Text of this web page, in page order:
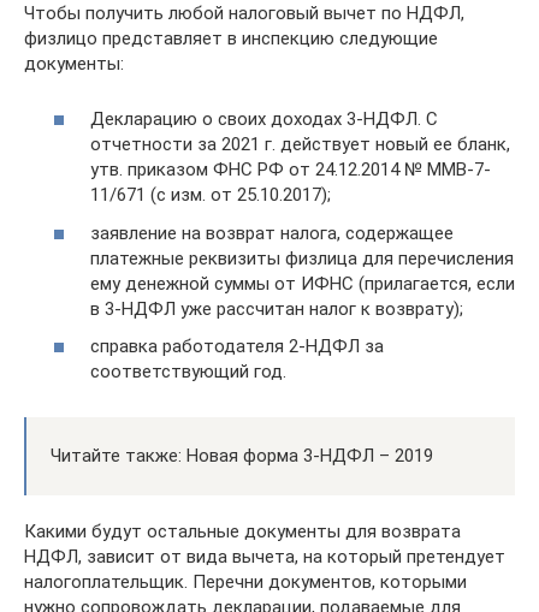
Чтобы получить любой налоговый вычет по НДФЛ,
физлицо представляет в инспекцию следующие
документы:
Декларацию о своих доходах 3-НДФЛ. С
отчетности за 2021 г. действует новый ее бланк,
утв. приказом ФНС РФ от 24.12.2014 № ММВ-7-
11/671 (с изм. от 25.10.2017);
заявление на возврат налога, содержащее
платежные реквизиты физлица для перечисления
ему денежной суммы от ИФНС (прилагается, если
в 3-НДФЛ уже рассчитан налог к возврату);
справка работодателя 2-НДФЛ за
соответствующий год.
Читайте также: Новая форма 3-НДФЛ – 2019
Какими будут остальные документы для возврата
НДФЛ, зависит от вида вычета, на который претендует
налогоплательщик. Перечни документов, которыми
нужно сопровождать декларации, подаваемые для